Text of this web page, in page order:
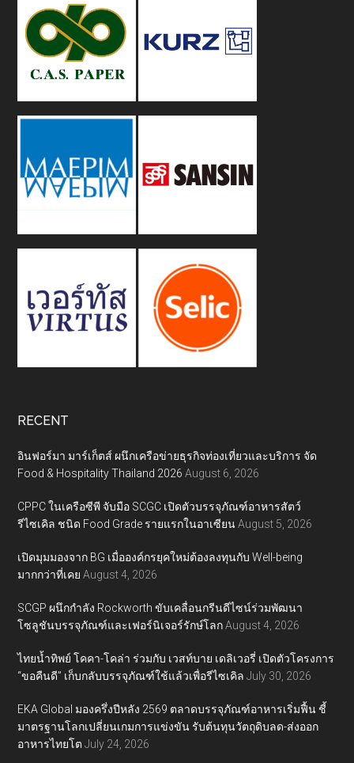
RECENT
อินฟอร์มา มาร์เก็ตส์ ผนึกเครือข่ายธุรกิจท่องเที่ยวและบริการ จัด
Food & Hospitality Thailand 2026 August 6, 2026
CPPC ในเครือซีพี จับมือ SCGC เปิดตัวบรรจุภัณฑ์อาหารสัตว์
รีไซเคิล ชนิด Food Grade รายแรกในอาเซียน August 5, 2026
เปิดมุมมองจาก BG เมื่อองค์กรยุคใหม่ต้องลงทุนกับ Well-being
มากกว่าที่เคย August 4, 2026
SCGP ผนึกกำลัง Rockworth ขับเคลื่อนกรีนดีไซน์ร่วมพัฒนา
โซลูชันบรรจุภัณฑ์และเฟอร์นิเจอร์รักษ์โลก August 4, 2026
ไทยน้ำทิพย์ โคคา-โคล่า ร่วมกับ เวสท์บาย เดลิเวอรี่ เปิดตัวโครงการ
“ขอคืนดี” เก็บกลับบรรจุภัณฑ์ใช้แล้วเพื่อรีไซเคิล July 30, 2026
EKA Global มองครึ่งปีหลัง 2569 ตลาดบรรจุภัณฑ์อาหารเริ่มฟื้น ชี้
มาตรฐานโลกเปลี่ยนเกมการแข่งขัน รับต้นทุนวัตถุดิบลด-ส่งออก
อาหารไทยโต July 24, 2026